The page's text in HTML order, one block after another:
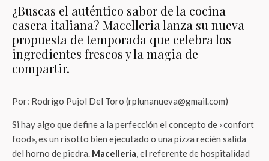
¿Buscas el auténtico sabor de la cocina
casera italiana? Macelleria lanza su nueva
propuesta de temporada que celebra los
ingredientes frescos y la magia de
compartir.
Por: Rodrigo Pujol Del Toro (rplunanueva@gmail.com)
Si hay algo que define a la perfección el concepto de «confort
food», es un risotto bien ejecutado o una pizza recién salida
del horno de piedra. Macelleria, el referente de hospitalidad